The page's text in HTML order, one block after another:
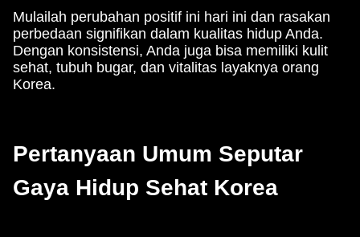
Mulailah perubahan positif ini hari ini dan rasakan
perbedaan signifikan dalam kualitas hidup Anda.
Dengan konsistensi, Anda juga bisa memiliki kulit
sehat, tubuh bugar, dan vitalitas layaknya orang
Korea.
Pertanyaan Umum Seputar
Gaya Hidup Sehat Korea